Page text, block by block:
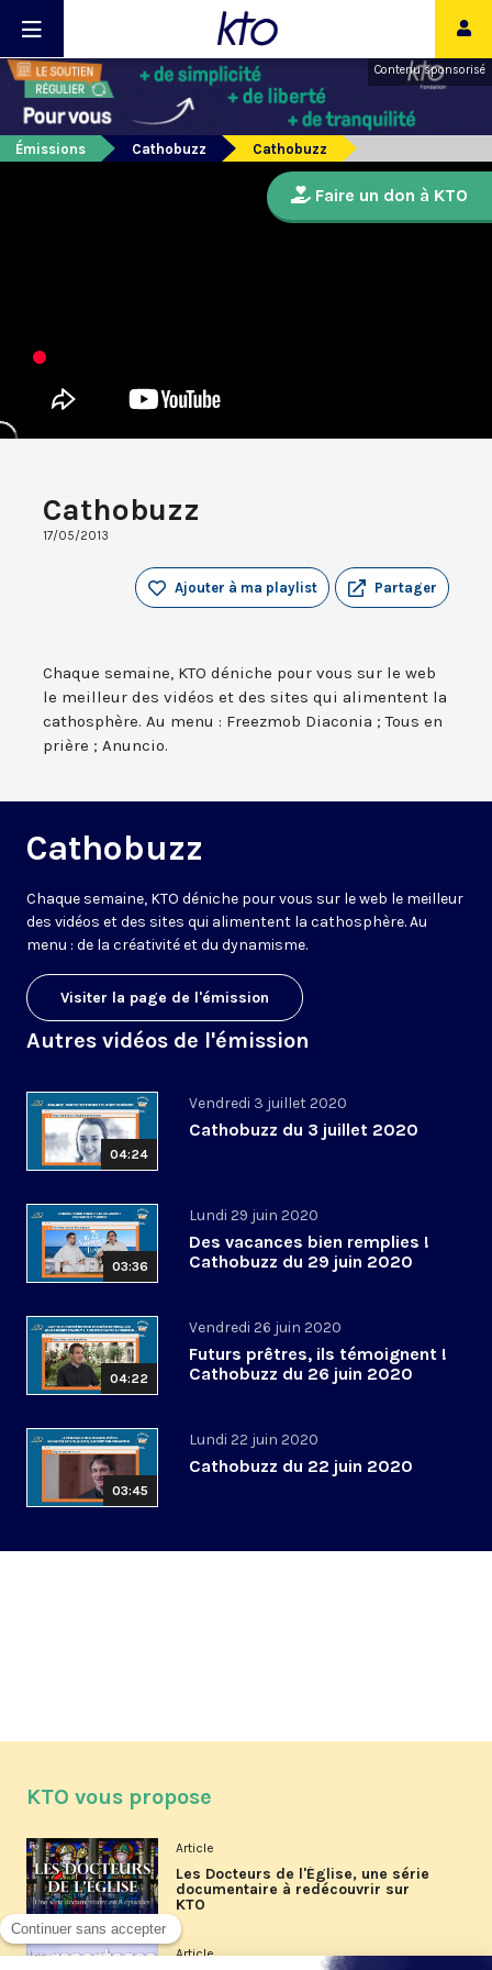
Contenu sponsorisé
Émissions Cathobuzz Cathobuzz
Cathobuzz
17/05/2013
Partager
Ajouter à ma playlist
Chaque semaine, KTO déniche pour vous sur le web
le meilleur des vidéos et des sites qui alimentent la
cathosphère. Au menu : Freezmob Diaconia ; Tous en
prière ; Anuncio.
Cathobuzz
Chaque semaine, KTO déniche pour vous sur le web le meilleur
des vidéos et des sites qui alimentent la cathosphère. Au
menu : de la créativité et du dynamisme.
Visiter la page de l'émission
Autres vidéos de l'émission
04:24
Vendredi 3 juillet 2020
Cathobuzz du 3 juillet 2020
03:36
Lundi 29 juin 2020
Des vacances bien remplies !
Cathobuzz du 29 juin 2020
04:22
Vendredi 26 juin 2020
Futurs prêtres, ils témoignent !
Cathobuzz du 26 juin 2020
03:45
Lundi 22 juin 2020
Cathobuzz du 22 juin 2020
Faire un don à KTO
KTO vous propose
Article
Les Docteurs de l'Église, une série
documentaire à redécouvrir sur
KTO
Article